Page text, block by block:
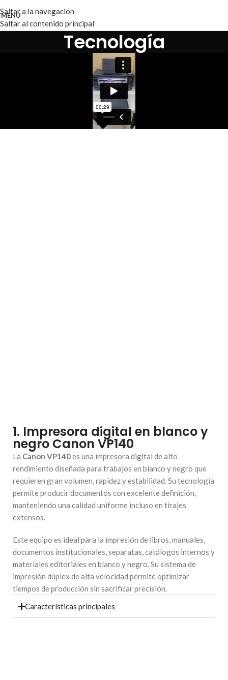
Saltar a la navegación
Saltar al contenido principal
MENÚ
Tecnología
1. Impresora digital en blanco y
negro Canon VP140
La Canon VP140es una impresora digital de alto
rendimiento diseñada para trabajos en blanco y negro que
requieren gran volumen, rapidez y estabilidad. Su tecnología
permite producir documentos con excelente definición,
manteniendo una calidad uniforme incluso en tirajes
extensos.
Este equipo es ideal para la impresión de libros, manuales,
documentos institucionales, separatas, catálogos internos y
materiales editoriales en blanco y negro. Su sistema de
impresión dúplex de alta velocidad permite optimizar
tiempos de producción sin sacrificar precisión.
Características principales